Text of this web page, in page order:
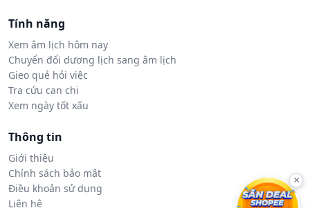
Tính năng
Xem âm lịch hôm nay
Chuyển đổi dương lịch sang âm lịch
Gieo quẻ hỏi việc
Tra cứu can chi
Xem ngày tốt xấu
Thông tin
Giới thiệu
Chính sách bảo mật
Điều khoản sử dụng
Liên hệ
×